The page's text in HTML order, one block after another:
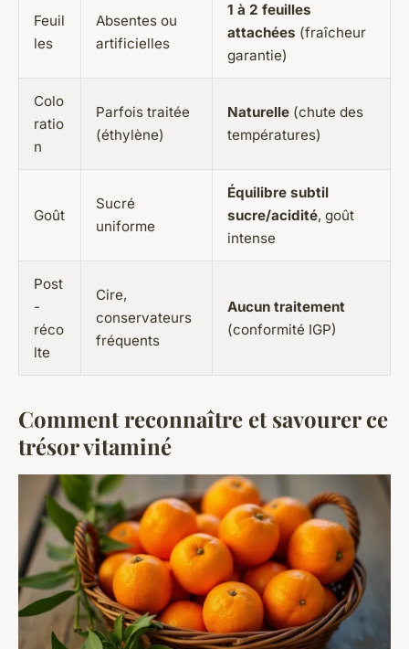
Feuil
les
Absentes ou
artificielles
1 à 2 feuilles
attachées (fraîcheur
garantie)
Colo
ratio
n
Parfois traitée
(éthylène)
Naturelle (chute des
températures)
Goût
Sucré
uniforme
Équilibre subtil
sucre/acidité, goût
intense
Post
-
réco
lte
Cire,
conservateurs
fréquents
Aucun traitement
(conformité IGP)
Comment reconnaître et savourer ce
trésor vitaminé